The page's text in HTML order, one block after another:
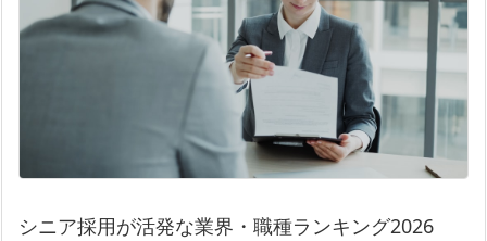
シニア採用が活発な業界・職種ランキング2026